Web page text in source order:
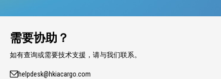
需要协助？
如有查询或需要技术支援，请与我们联系。
helpdesk@hkiacargo.com